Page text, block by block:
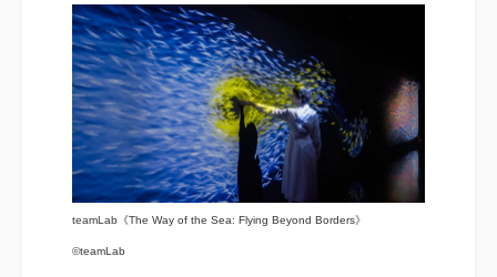
teamLab《The Way of the Sea: Flying Beyond Borders》
©teamLab